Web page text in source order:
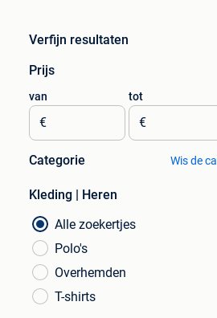
Verfijn resultaten
Prijs
van
€
tot
€
Categorie Wis de
Kleding | Heren
Alle zoekertjes
Polo's
Overhemden
T-shirts